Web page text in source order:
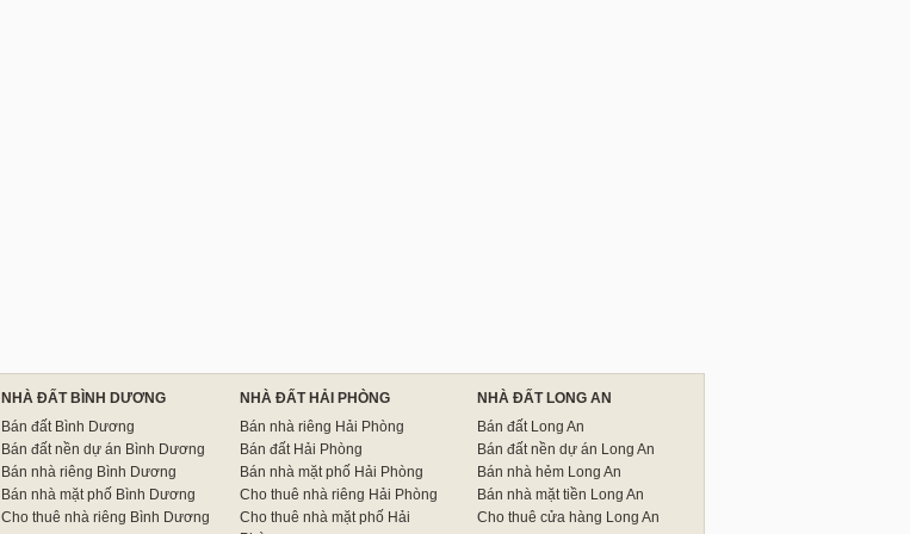
NHÀ ĐẤT BÌNH DƯƠNG
Bán đất Bình Dương
Bán đất nền dự án Bình Dương
Bán nhà riêng Bình Dương
Bán nhà mặt phố Bình Dương
Cho thuê nhà riêng Bình Dương
NHÀ ĐẤT HẢI PHÒNG
Bán nhà riêng Hải Phòng
Bán đất Hải Phòng
Bán nhà mặt phố Hải Phòng
Cho thuê nhà riêng Hải Phòng
Cho thuê nhà mặt phố Hải
NHÀ ĐẤT LONG AN
Bán đất Long An
Bán đất nền dự án Long An
Bán nhà hẻm Long An
Bán nhà mặt tiền Long An
Cho thuê cửa hàng Long An